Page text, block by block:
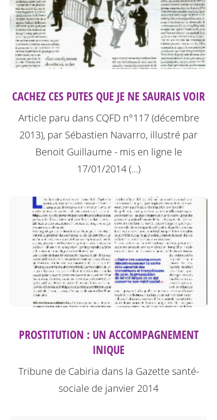
CACHEZ CES PUTES QUE JE NE SAURAIS VOIR
Article paru dans CQFD n°117 (décembre
2013), par Sébastien Navarro, illustré par
Benoit Guillaume - mis en ligne le
17/01/2014 (…)
PROSTITUTION : UN ACCOMPAGNEMENT
INIQUE
Tribune de Cabiria dans la Gazette santé-
sociale de janvier 2014